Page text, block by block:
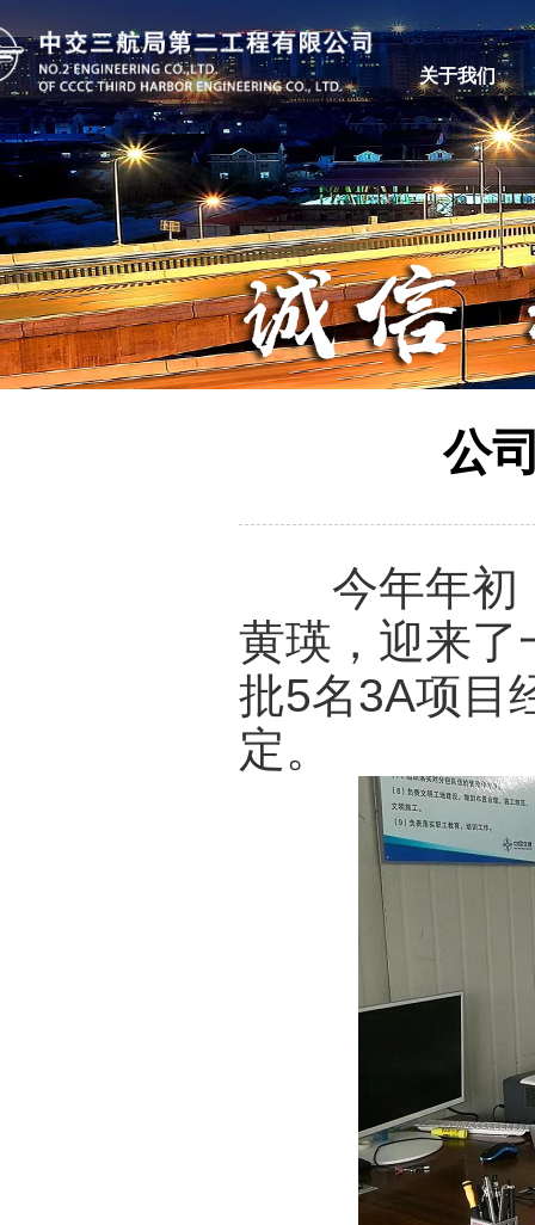
关于我们
公
今年年初，
黄瑛，迎来
批5名3A项目
定。